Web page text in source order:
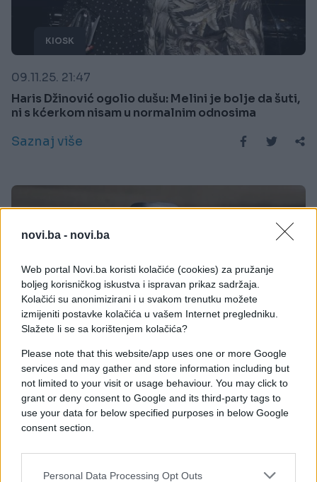
novi.ba - novi.ba
Web portal Novi.ba koristi kolačiće (cookies) za pružanje
boljeg korisničkog iskustva i ispravan prikaz sadržaja.
Kolačići su anonimizirani i u svakom trenutku možete
izmijeniti postavke kolačića u vašem Internet pregledniku.
Slažete li se sa korištenjem kolačića?
Please note that this website/app uses one or more Google
services and may gather and store information including but
not limited to your visit or usage behaviour. You may click to
grant or deny consent to Google and its third-party tags to
use your data for below specified purposes in below Google
consent section.
Personal Data Processing Opt Outs
KIOSK
09.11.25. 21:47
Haris Džinović ogolio dušu: Melini je bolje da šuti,
ni s kćerkom nisam u normalnim odnosima
Saznaj više
SHOW
17.10.25. 17:06
Haris Džinović se oglasio o zarukama njegove